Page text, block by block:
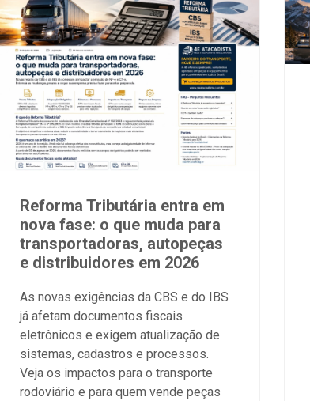
Reforma Tributária entra em
nova fase: o que muda para
transportadoras, autopeças
e distribuidores em 2026
As novas exigências da CBS e do IBS
já afetam documentos fiscais
eletrônicos e exigem atualização de
sistemas, cadastros e processos.
Veja os impactos para o transporte
rodoviário e para quem vende peças